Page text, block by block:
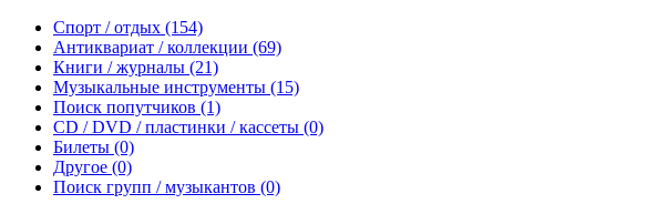
Спорт / отдых (154)
Антиквариат / коллекции (69)
Книги / журналы (21)
Музыкальные инструменты (15)
Поиск попутчиков (1)
CD / DVD / пластинки / кассеты (0)
Билеты (0)
Другое (0)
Поиск групп / музыкантов (0)